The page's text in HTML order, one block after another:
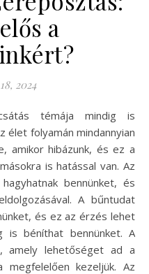
a
2024
élet folyamán mindannyian
amikor hibázunk, és ez a
is hatással van. Az
bennünket, és
A bűntudat
és ez az érzés lehet
is béníthat bennünket. A
amely lehetőséget ad a
kezeljük. Az